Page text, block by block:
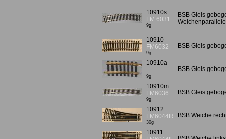
10910s
FM 6031
9g
BSB Gleis
10910
FM6032
9g
BSB Gleis
10910a
9g
BSB Gleis
10910m
FM6036
9g
BSB Gleis
10912
FM6044R
30g
BSB Weiche
10911